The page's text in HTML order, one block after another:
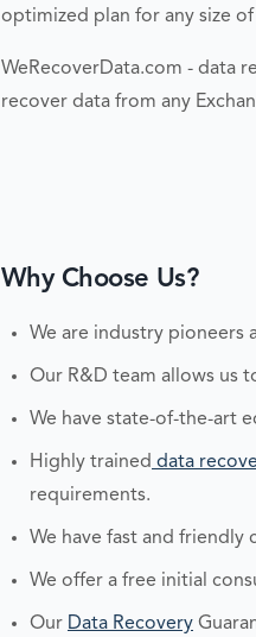
optimized plan for any size
WeRecoverData.com - data
recover data from any
Why Choose Us?
We are industry pioneers
Our R&D team allows us
We have state-of-the-art
Highly trained data
requirements.
We have fast and friendly
We offer a free initial
Our Data Recovery